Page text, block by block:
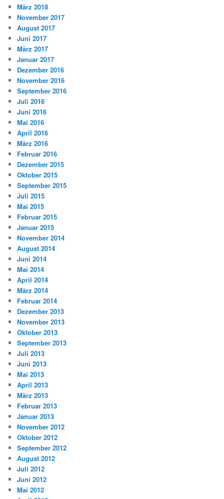
März 2018
November 2017
August 2017
Juni 2017
März 2017
Januar 2017
Dezember 2016
November 2016
September 2016
Juli 2016
Juni 2016
Mai 2016
April 2016
März 2016
Februar 2016
Dezember 2015
Oktober 2015
September 2015
Juli 2015
Mai 2015
Februar 2015
Januar 2015
November 2014
August 2014
Juni 2014
Mai 2014
April 2014
März 2014
Februar 2014
Dezember 2013
November 2013
Oktober 2013
September 2013
Juli 2013
Juni 2013
Mai 2013
April 2013
März 2013
Februar 2013
Januar 2013
November 2012
Oktober 2012
September 2012
August 2012
Juli 2012
Juni 2012
Mai 2012